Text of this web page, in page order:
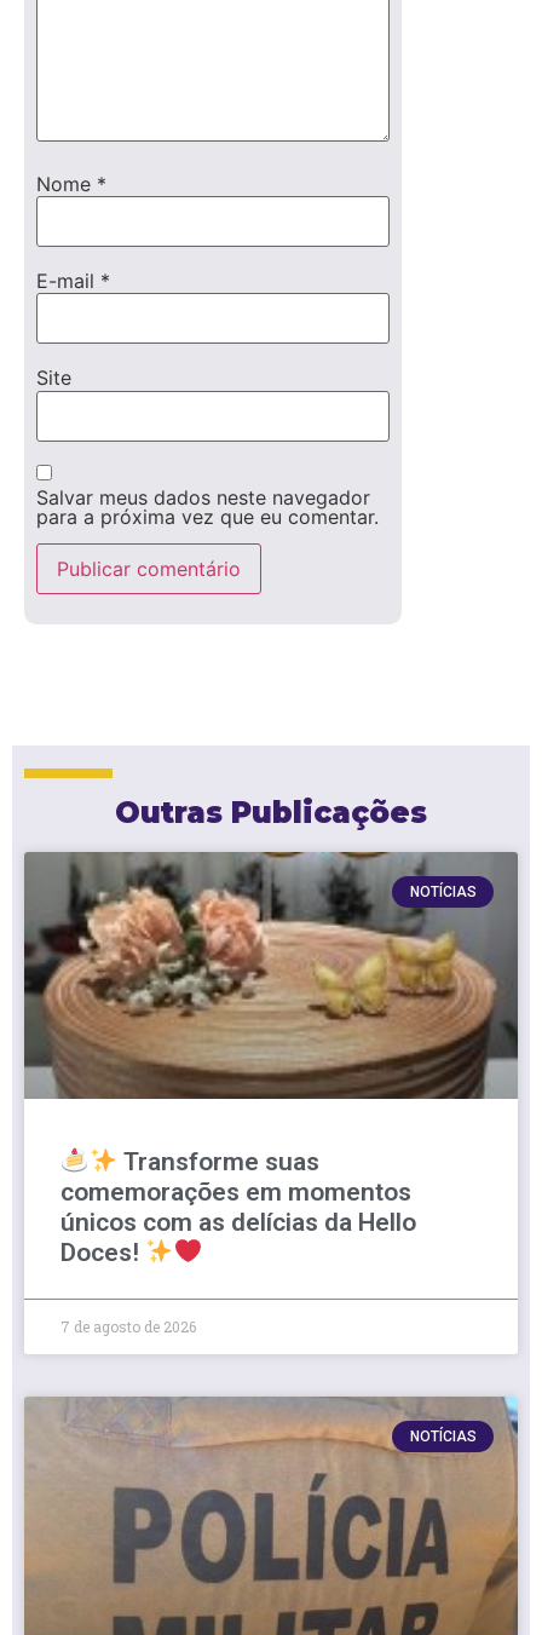
Nome *
E-mail *
Site
Salvar meus dados neste navegador
para a próxima vez que eu comentar.
Outras Publicações
NOTÍCIAS
Transforme suas
comemorações em momentos
únicos com as delícias da Hello
Doces!
7 de agosto de 2026
NOTÍCIAS